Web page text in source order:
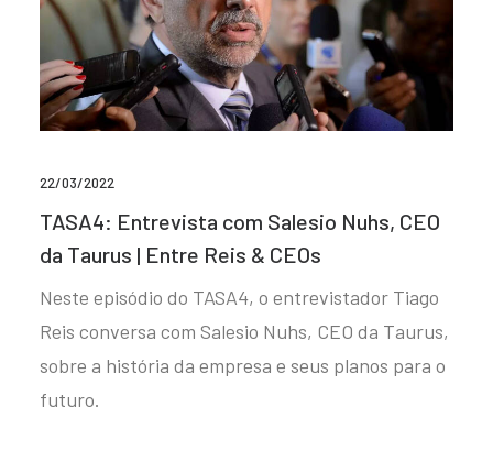
22/03/2022
TASA4: Entrevista com Salesio Nuhs, CEO
da Taurus | Entre Reis & CEOs
Neste episódio do TASA4, o entrevistador Tiago
Reis conversa com Salesio Nuhs, CEO da Taurus,
sobre a história da empresa e seus planos para o
futuro.